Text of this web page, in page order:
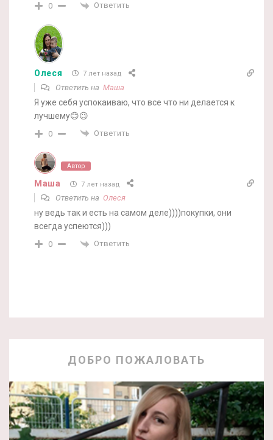
0 Ответить
Олеся 7 лет назад
Ответить на Маша
Я уже себя успокаиваю, что все что ни делается к
лучшему😊😉
0 Ответить
Автор
Маша 7 лет назад
Ответить на Олеся
ну ведь так и есть на самом деле))))покупки, они
всегда успеются)))
0 Ответить
ДОБРО ПОЖАЛОВАТЬ